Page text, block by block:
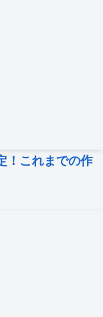
！これまでの作